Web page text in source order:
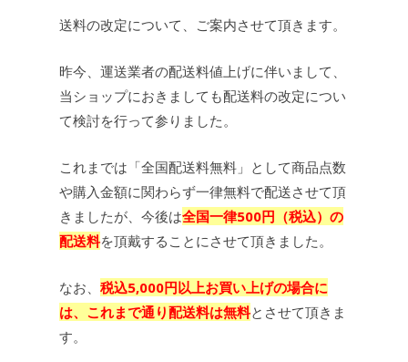
送料の改定について、ご案内させて頂きます。
昨今、運送業者の配送料値上げに伴いまして、
当ショップにおきましても配送料の改定につい
て検討を行って参りました。
これまでは「全国配送料無料」として商品点数
や購入金額に関わらず一律無料で配送させて頂
きましたが、今後は全国一律500円（税込）の
配送料を頂戴することにさせて頂きました。
なお、 税込5,000円以上お買い上げの場合に
は、これまで通り配送料は無料とさせて頂きま
す。